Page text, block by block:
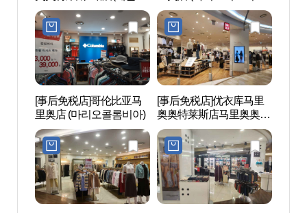
에 마리오아울렛 3관점)
리)
[事后免税店]哥伦比亚马
里奥店 (마리오콜롬비아)
[事后免税店]优衣库马里
奥奥特莱斯店马里奥奥特
莱斯3馆店(유니클로 마리
오아울렛 3관점)